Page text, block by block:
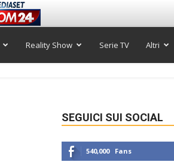
Reality Show Serie TV Altri
SEGUICI SUI SOCIAL
540,000 Fans